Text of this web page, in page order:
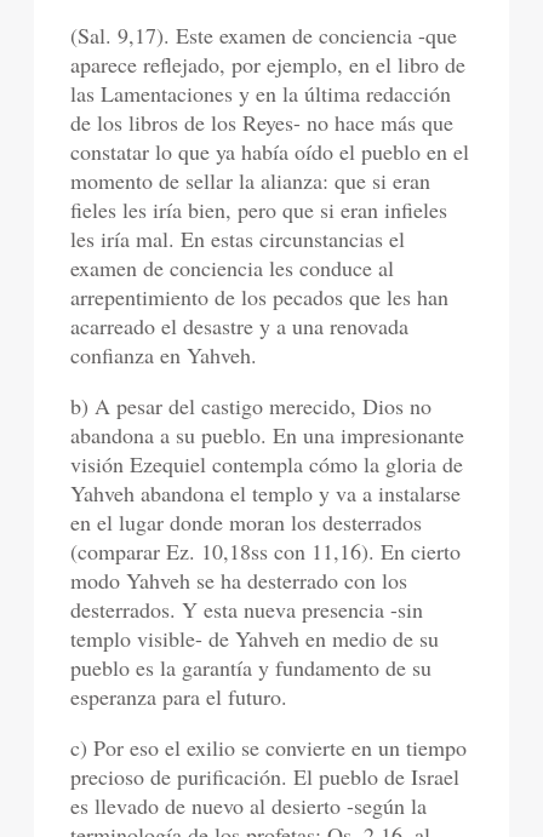
(Sal. 9,17). Este examen de conciencia -que
aparece reflejado, por ejemplo, en el libro de
las Lamentaciones y en la última redacción
de los libros de los Reyes- no hace más que
constatar lo que ya había oído el pueblo en el
momento de sellar la alianza: que si eran
fieles les iría bien, pero que si eran infieles
les iría mal. En estas circunstancias el
examen de conciencia les conduce al
arrepentimiento de los pecados que les han
acarreado el desastre y a una renovada
confianza en Yahveh.
b) A pesar del castigo merecido, Dios no
abandona a su pueblo. En una impresionante
visión Ezequiel contempla cómo la gloria de
Yahveh abandona el templo y va a instalarse
en el lugar donde moran los desterrados
(comparar Ez. 10,18ss con 11,16). En cierto
modo Yahveh se ha desterrado con los
desterrados. Y esta nueva presencia -sin
templo visible- de Yahveh en medio de su
pueblo es la garantía y fundamento de su
esperanza para el futuro.
c) Por eso el exilio se convierte en un tiempo
precioso de purificación. El pueblo de Israel
es llevado de nuevo al desierto -según la